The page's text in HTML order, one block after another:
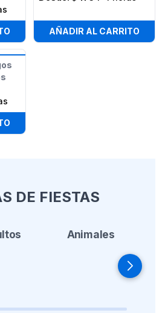
AÑADIR AL CARRITO
DE FIESTAS
Animales